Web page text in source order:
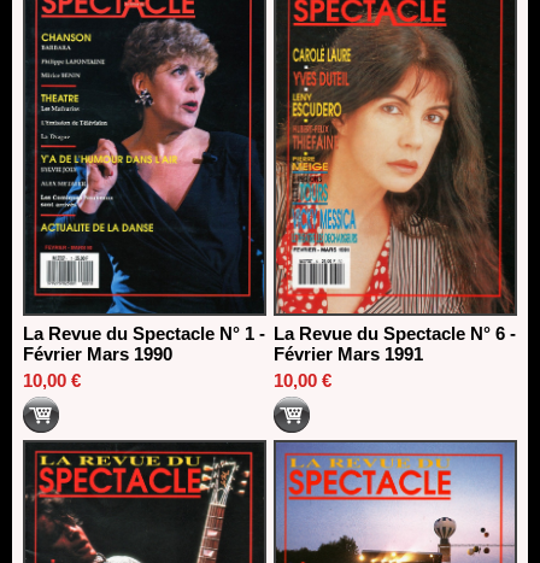
La Revue du Spectacle N° 1 -
Février Mars 1990
10,00 €
La Revue du Spectacle N° 6 -
Février Mars 1991
10,00 €